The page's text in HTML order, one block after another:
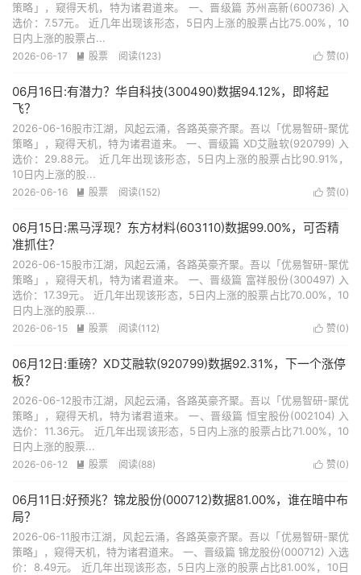
策略」，窥得天机，特为诸君道来。 一、晋级篇 苏州高新(600736) 入
选价：7.57元。 近几年出现该形态，5日内上涨的股票占比75.00%，10
日内上涨的股票占...
 赞(0)
2026-06-17  股票 阅读(123)
06月16日:有潜力？华自科技(300490)数据94.12%，即将起
飞？
2026-06-16股市江湖，风起云涌，各路英豪齐聚。吾以「优易智研-聚优
策略」，窥得天机，特为诸君道来。 一、晋级篇 XD艾融软(920799) 入
选价：29.88元。 近几年出现该形态，5日内上涨的股票占比90.91%，
10日内上涨的股...
 赞(0)
2026-06-16  股票 阅读(152)
06月15日:黑马浮现？东方材料(603110)数据99.00%，可否精
准抓住？
2026-06-15股市江湖，风起云涌，各路英豪齐聚。吾以「优易智研-聚优
策略」，窥得天机，特为诸君道来。 一、晋级篇 富祥股份(300497) 入
选价：17.39元。 近几年出现该形态，5日内上涨的股票占比70.00%，10
日内上涨的股票...
 赞(0)
2026-06-15  股票 阅读(112)
06月12日:重磅？XD艾融软(920799)数据92.31%，下一个涨停
板？
2026-06-12股市江湖，风起云涌，各路英豪齐聚。吾以「优易智研-聚优
策略」，窥得天机，特为诸君道来。 一、晋级篇 恒宝股份(002104) 入
选价：11.36元。 近几年出现该形态，5日内上涨的股票占比71.00%，10
日内上涨的股票...
 赞(0)
2026-06-12  股票 阅读(88)
06月11日:好预兆？锦龙股份(000712)数据81.00%，谁在暗中布
局？
2026-06-11股市江湖，风起云涌，各路英豪齐聚。吾以「优易智研-聚优
策略」，窥得天机，特为诸君道来。 一、晋级篇 锦龙股份(000712) 入选
价：8.49元。 近几年出现该形态，5日内上涨的股票占比81.00%，10日